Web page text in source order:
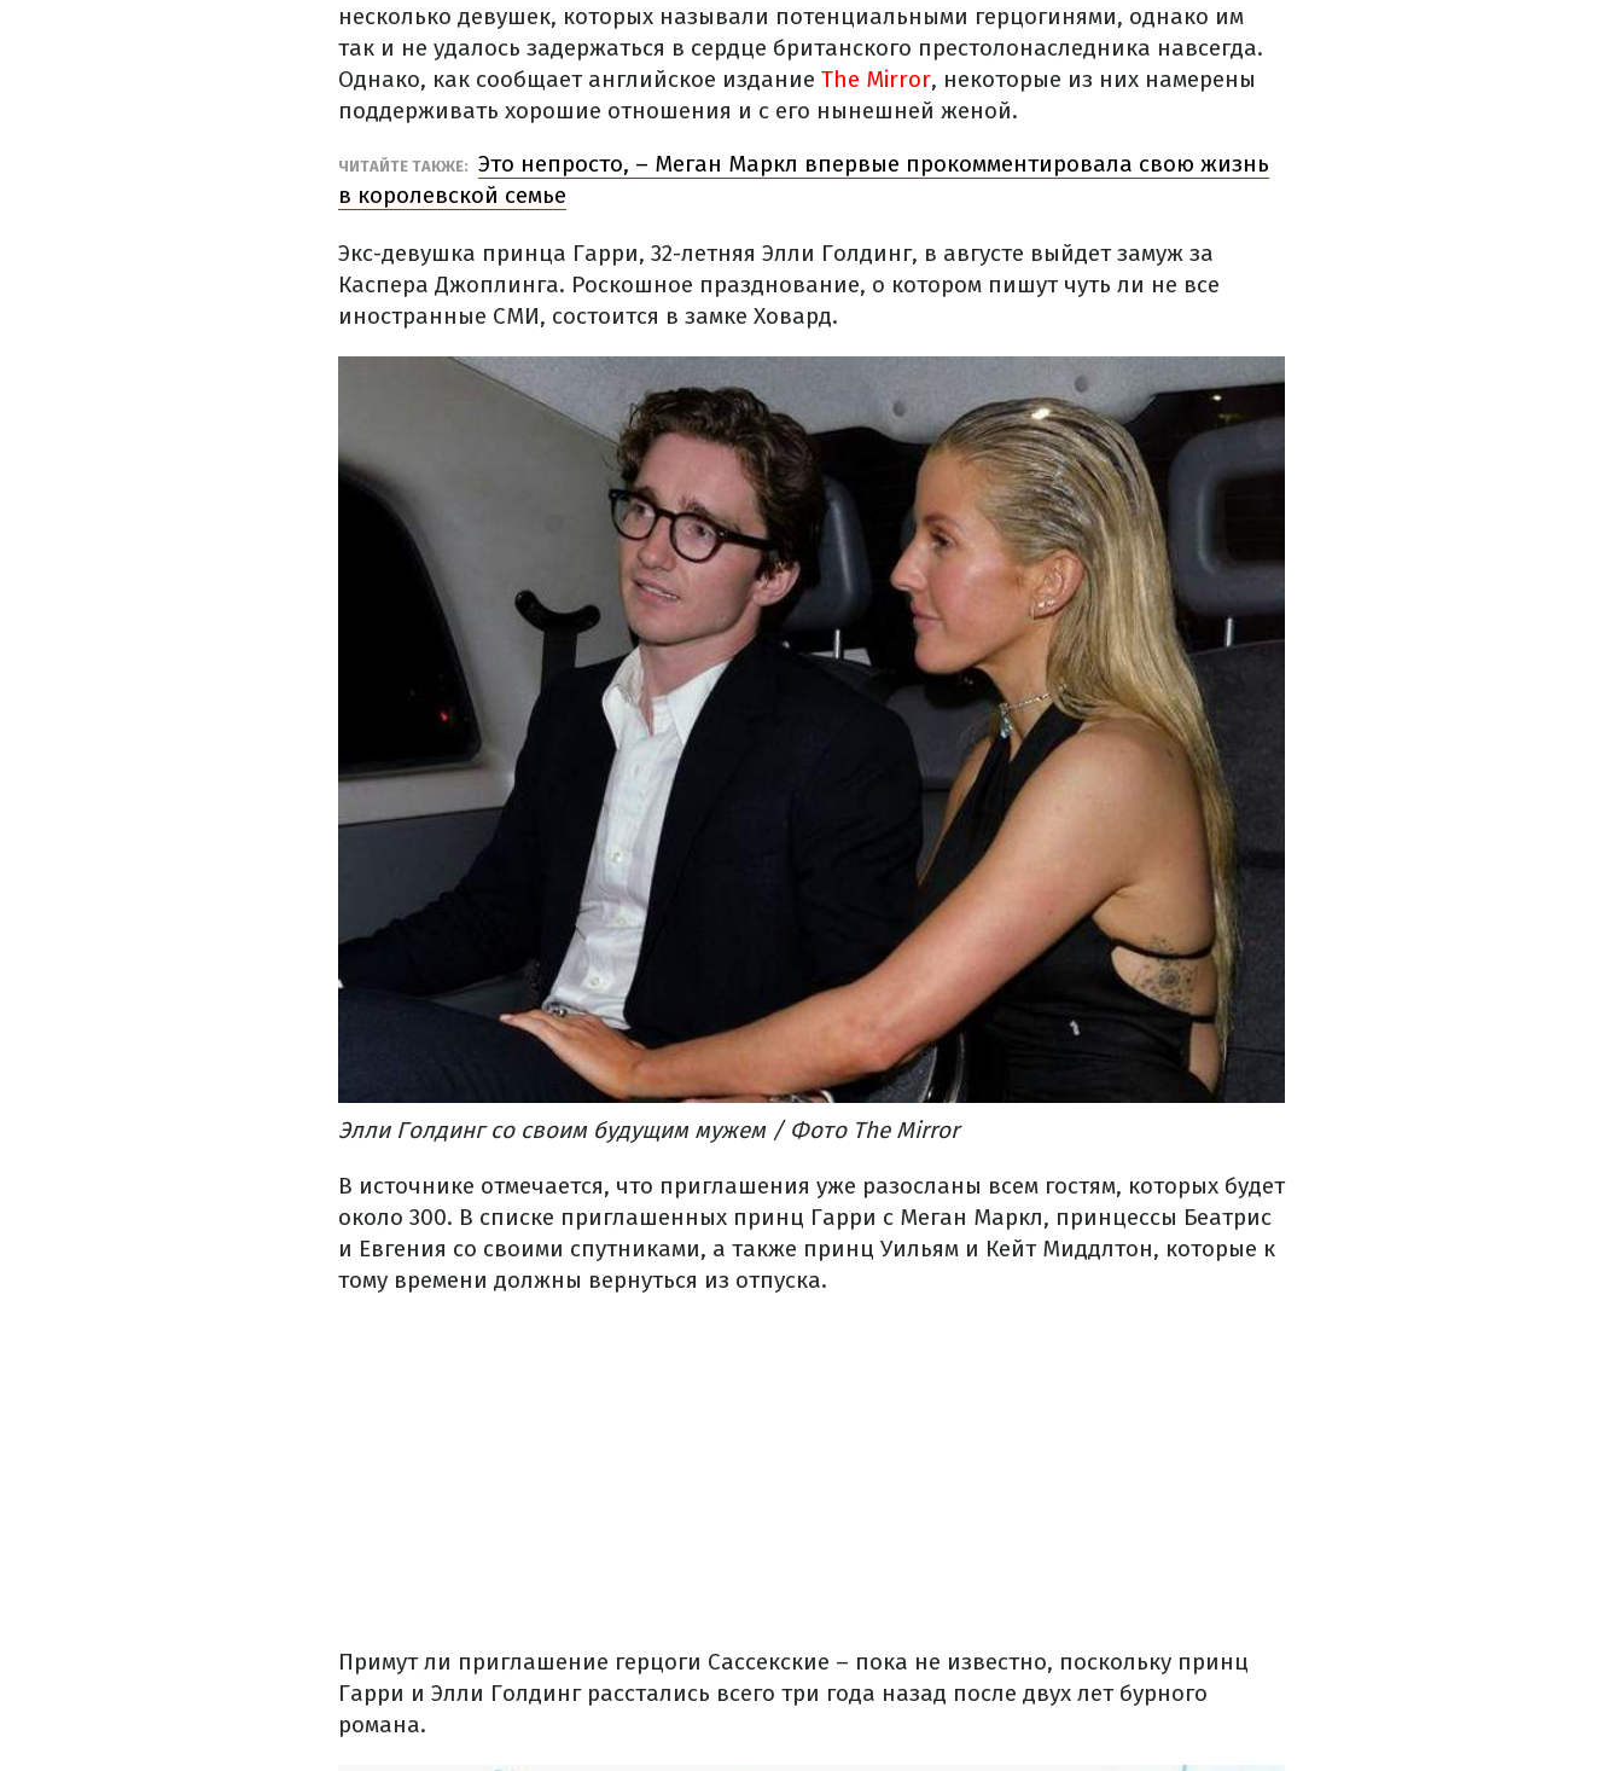
несколько девушек, которых называли потенциальными герцогинями, однако им
так и не удалось задержаться в сердце британского престолонаследника навсегда.
Однако, как сообщает английское издание The Mirror, некоторые из них намерены
поддерживать хорошие отношения и с его нынешней женой.
ЧИТАЙТЕ ТАКЖЕ: Это непросто, – Меган Маркл впервые прокомментировала свою жизнь
в королевской семье
Экс-девушка принца Гарри, 32-летняя Элли Голдинг, в августе выйдет замуж за
Каспера Джоплинга. Роскошное празднование, о котором пишут чуть ли не все
иностранные СМИ, состоится в замке Ховард.
Элли Голдинг со своим будущим мужем / Фото The Mirror
В источнике отмечается, что приглашения уже разосланы всем гостям, которых будет
около 300. В списке приглашенных принц Гарри с Меган Маркл, принцессы Беатрис
и Евгения со своими спутниками, а также принц Уильям и Кейт Миддлтон, которые к
тому времени должны вернуться из отпуска.
Примут ли приглашение герцоги Сассекские – пока не известно, поскольку принц
Гарри и Элли Голдинг расстались всего три года назад после двух лет бурного
романа.